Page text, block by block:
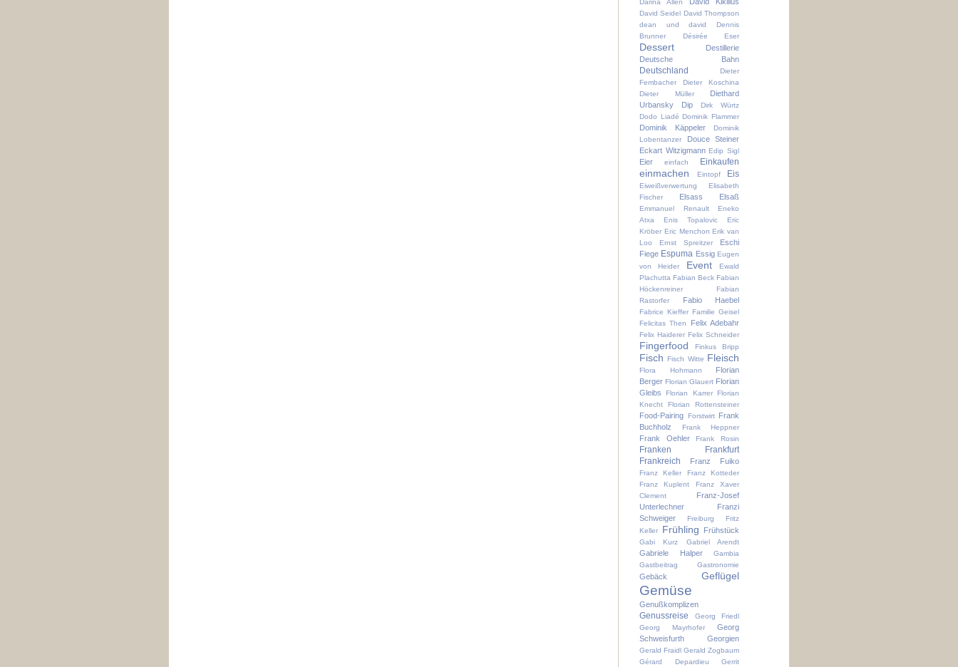
Darina Allen
David Seidel David Thompson
dean und david
Dennis
Brunner
Désirée Eser
Dessert
Destillerie
Deutsche Bahn
Deutschland
Dieter
Fembacher
Dieter Koschina
Dieter Müller
Diethard
Urbansky
Dip
Dirk Würtz
Dodo Liadé Dominik Flammer
Dominik Käppeler
Dominik
Lobentanzer
Douce Steiner
Eckart Witzigmann Edip Sigl
Eier einfach Einkaufen
einmachen Eintopf Eis
Eiweißverwertung
Elisabeth
Fischer
Elsass Elsaß
Emmanuel Renault
Eneko
Atxa
Enis Topalovic
Eric
Kröber Eric Menchon Erik van
Loo
Ernst Spreitzer
Eschi
Fiege Espuma Essig Eugen
von Heider
Event
Ewald
Plachutta Fabian Beck Fabian
Höckenreiner
Fabian
Rastorfer
Fabio Haebel
Fabrice Kieffer Familie Geisel
Felicitas Then
Felix Adebahr
Felix Haiderer Felix Schneider
Fingerfood Finkus Bripp
Fisch Fisch Witte Fleisch
Flora Hohmann
Florian
Berger Florian Glauert Florian
Gleibs
Florian Karrer
Florian
Knecht
Florian Rottensteiner
Food-Pairing Forstwirt Frank
Buchholz
Frank Heppner
Frank Oehler Frank Rosin
Franken
Frankfurt
Frankreich
Franz Fuiko
Franz Keller
Franz Kotteder
Franz Kuplent
Franz Xaver
Clement
Franz-Josef
Unterlechner
Franzi
Schweiger
Freiburg
Fritz
Keller
Frühling Frühstück
Gabi Kurz Gabriel Arendt
Gabriele Halper
Gambia
Gastbeitrag
Gastronomie
Gebäck Geflügel
Gemüse
Genußkomplizen
Genussreise
Georg Friedl
Georg Mayrhofer
Georg
Schweisfurth
Georgien
Gerald Fraidl Gerald Zogbaum
Gérard Depardieu
Gerrit